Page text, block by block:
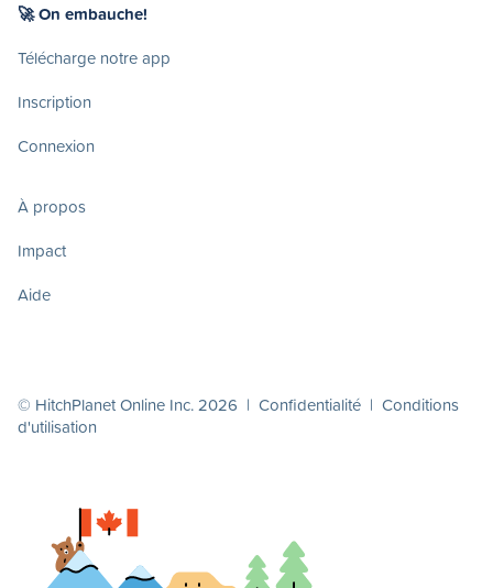
🚀 On embauche!
Télécharge notre app
Inscription
Connexion
À propos
Impact
Aide
© HitchPlanet Online Inc. 2026 | Confidentialité | Conditions
d'utilisation